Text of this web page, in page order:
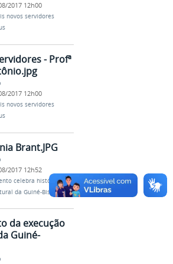
2017 12h00
novos servidores
- Profª
2017 12h00
novos servidores
Brant.JPG
2017 12h52
celebra história,
da Guiné-Bissau
da execução
Guiné-